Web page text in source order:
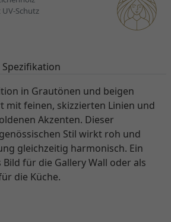
UV-Schutz
Spezifikation
in Grautönen und beigen
mit feinen, skizzierten Linien und
Akzenten. Dieser
Stil wirkt roh und
gleichzeitig harmonisch. Ein
für die Gallery Wall oder als
die Küche.